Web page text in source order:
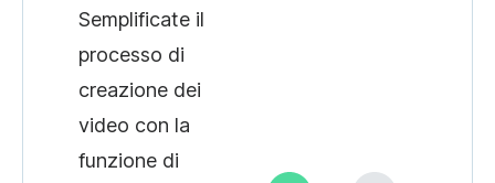
Semplificate il
processo di
creazione dei
video con la
funzione di